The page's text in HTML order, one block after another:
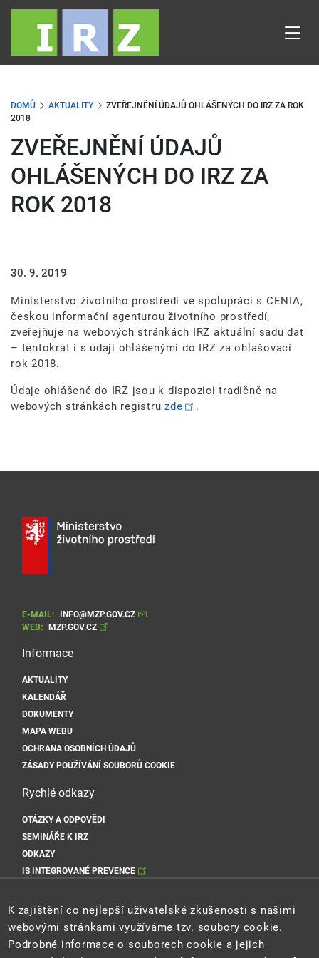
Přejít
obsahu
DOMŮ AKTUALITY
ZVEŘEJNĚNÍ ÚDAJŮ OHLÁŠENÝCH DO IRZ ZA ROK
2018
ZVEŘEJNĚNÍ ÚDAJŮ
OHLÁŠENÝCH DO IRZ ZA
ROK 2018
30. 9. 2019
Ministerstvo životního prostředí ve spolupráci s CENIA,
českou informační agenturou životního prostředí,
zveřejňuje na webových stránkách IRZ aktuální sadu dat
– tentokrát i s údaji ohlášenými do IRZ za ohlašovací
rok 2018.
Údaje ohlášené do IRZ jsou k dispozici tradičně na
webových stránkách registru zde .
E-MAIL:
INFO@MZP.GOV.CZ
WEB:
MZP.GOV.CZ
Informace
AKTUALITY
KALENDÁŘ
DOKUMENTY
MAPA WEBU
OCHRANA OSOBNÍCH ÚDAJŮ
ZÁSADY POUŽÍVÁNÍ SOUBORŮ COOKIE
Rychlé odkazy
OTÁZKY A ODPOVĚDI
SEMINÁŘE K IRZ
ODKAZY
IS INTEGROVANÉ PREVENCE
K zajištění co nejlepší uživatelské zkušenosti s našimi
webovými stránkami využíváme tzv. soubory cookie.
Podrobné informace o souborech cookie a jejich